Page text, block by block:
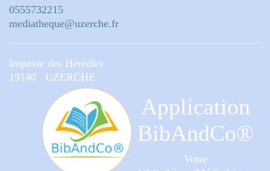
0555732215
mediatheque@uzerche.fr
Impasse des Hérédies
19140 UZERCHE
Application
BibAndCo®
Votre